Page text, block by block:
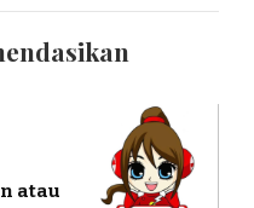
atau